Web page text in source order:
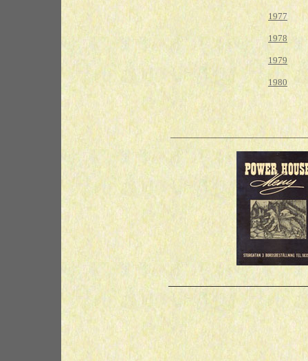
1977
1978
1979
1980